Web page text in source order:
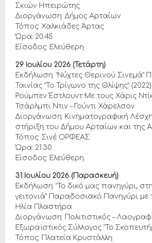
Σκιών Ηπειρώτης
Διοργάνωση: Δήμος Αρταίων
Τόπος: Χαλκιάδες Άρτας
Ώρα: 20.45
Είσοδος: Ελεύθερη
29 Ιουλίου 2026 (Τετάρτη)
Εκδήλωση: “Νύχτες Θερινού Σινεμά”
Ταινίας “Το Τρίγωνο της Θλίψης”
Ρούμπεν Έστλουντ Με τους Χάρις
Τσάρλμπι Ντιν – Γούντι Χάρελσον
Διοργάνωση: Κινηματογραφική
στήριξη του Δήμου Αρταίων και της
Τόπος: Σινέ ΟΡΦΕΑΣ
Ώρα: 21.30
Είσοδος: Ελεύθερη
31 Ιουλίου 2026 (Παρασκευή)
Εκδήλωση: “Το δικό μας πανηγύρι,
γειτονιά” Παραδοσιακό Πανηγύρι με
Ηλία Πλαστήρα
Διοργάνωση: Πολιτιστικός –
Εξωραϊστικός Σύλλογος “Το
Τόπος: Πλατεία Κρυστάλλη